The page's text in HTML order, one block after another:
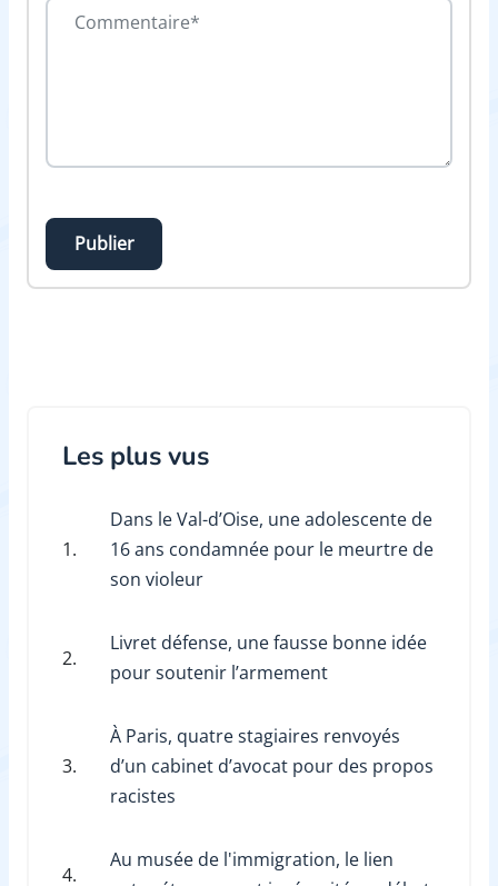
Publier
Les plus vus
1.
Dans le Val-d’Oise, une adolescente de
16 ans condamnée pour le meurtre de
son violeur
2.
Livret défense, une fausse bonne idée
pour soutenir l’armement
3.
À Paris, quatre stagiaires renvoyés
d’un cabinet d’avocat pour des propos
racistes
4.
Au musée de l'immigration, le lien